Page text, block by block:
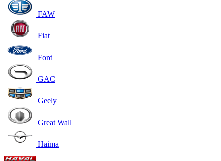
FAW
Fiat
Ford
GAC
Geely
Great Wall
Haima